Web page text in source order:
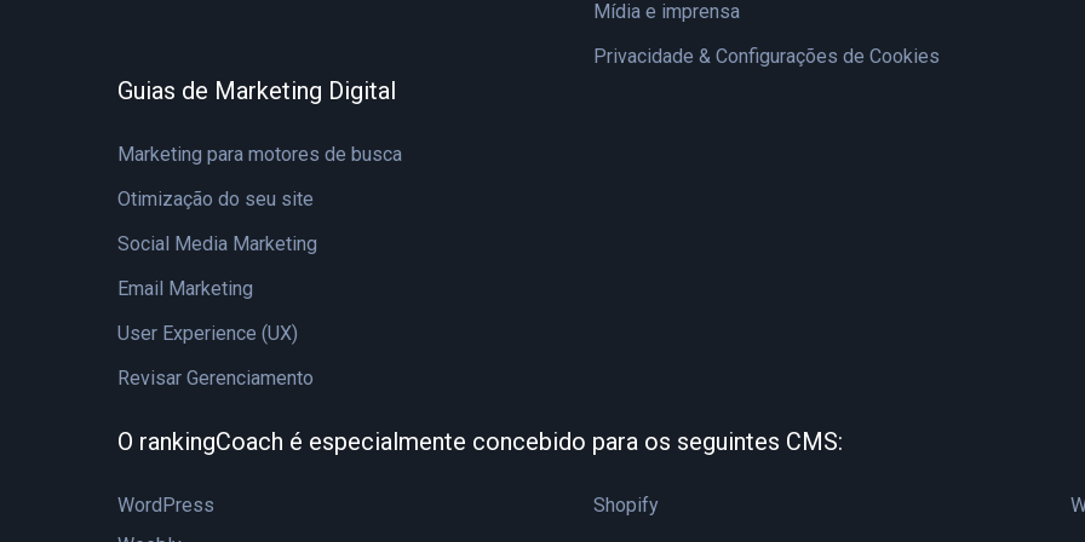
Mídia e imprensa
Privacidade & Configurações de Cookies
Guias de Marketing Digital
Marketing para motores de busca
Otimização do seu site
Social Media Marketing
Email Marketing
User Experience (UX)
Revisar Gerenciamento
O rankingCoach é especialmente concebido para os seguintes CMS:
WordPress Shopify